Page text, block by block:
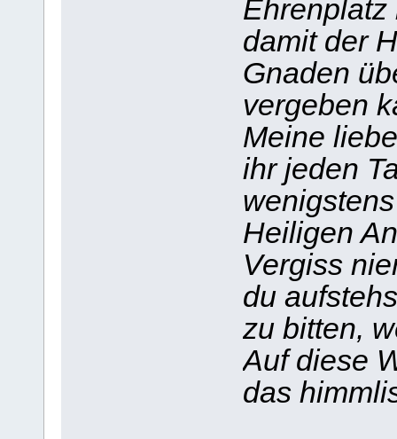
Ehrenplatz
damit der
Gnaden
vergeben
Meine
ihr jeden
Heiligen
Vergiss
du
zu bitten,
Auf diese
das